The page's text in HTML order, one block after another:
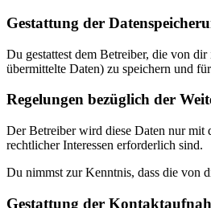
Gestattung der
Du gestattest dem Betreiber, die von
übermittelte Daten) zu speichern und
Regelungen bezüglich der
Der Betreiber wird diese Daten nur mit
rechtlicher Interessen erforderlich sind.
Du nimmst zur Kenntnis, dass die von
Gestattung der